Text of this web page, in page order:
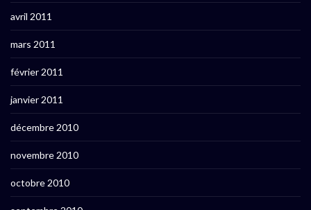
avril 2011
mars 2011
février 2011
janvier 2011
décembre 2010
novembre 2010
octobre 2010